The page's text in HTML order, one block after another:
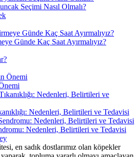
Seçimi Nasıl Olmalı?
Günde Kaç Saat Ayırmalıyız?
Nedenleri, Belirtileri ve Tedavisi
Nedenleri, Belirtileri ve Tedavisi
en sadık dostlarımız olan köpekler